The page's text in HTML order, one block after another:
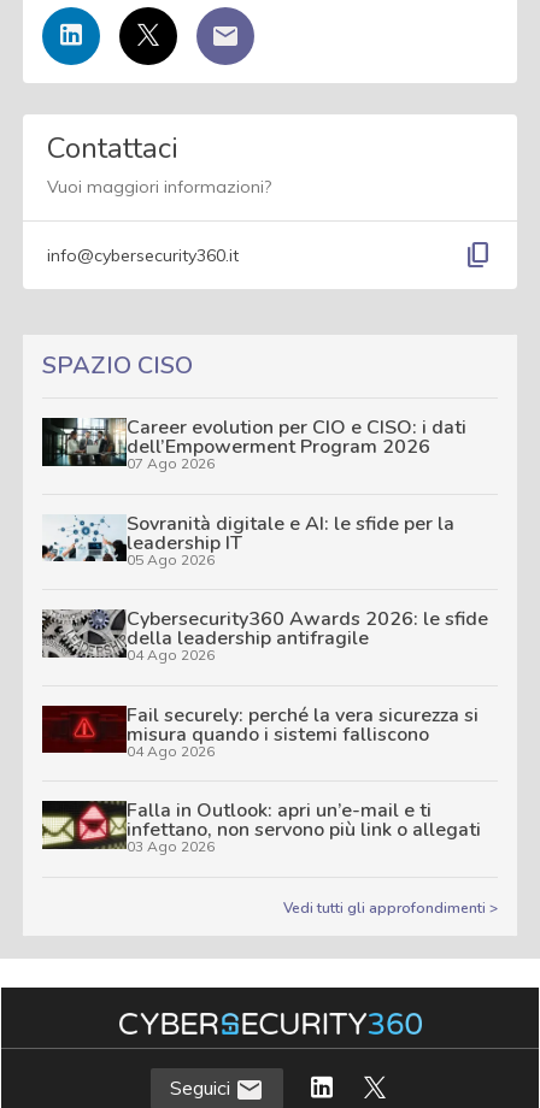
Contattaci
Vuoi maggiori informazioni?
info@cybersecurity360.it content_copy
SPAZIO CISO
Career evolution per CIO e CISO: i dati
dell’Empowerment Program 2026
07 Ago 2026
Sovranità digitale e AI: le sfide per la
leadership IT
05 Ago 2026
Cybersecurity360 Awards 2026: le sfide
della leadership antifragile
04 Ago 2026
Fail securely: perché la vera sicurezza si
misura quando i sistemi falliscono
04 Ago 2026
Falla in Outlook: apri un’e-mail e ti
infettano, non servono più link o allegati
03 Ago 2026
Vedi tutti gli approfondimenti >
Seguici